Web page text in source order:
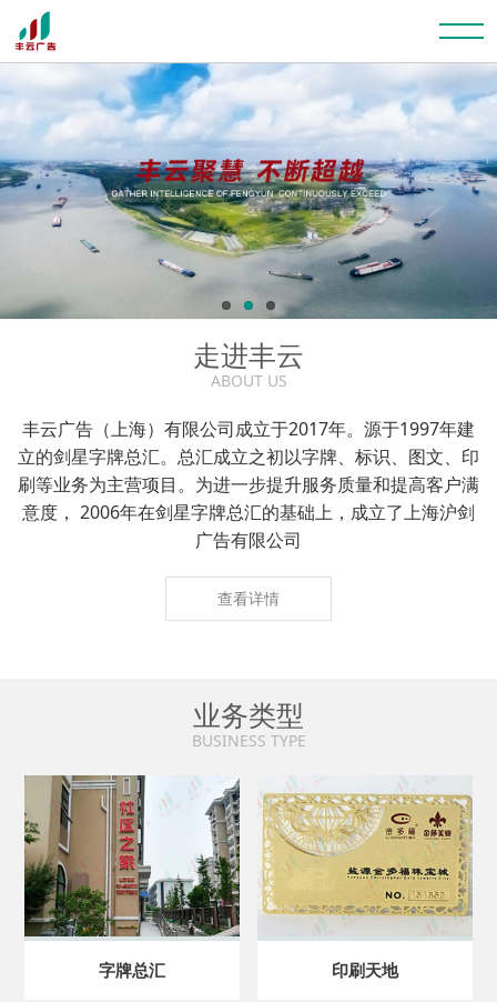
走进丰云
ABOUT US
丰云广告（上海）有限公司成立于2017年。源于1997年建
立的剑星字牌总汇。总汇成立之初以字牌、标识、图文、印
刷等业务为主营项目。为进一步提升服务质量和提高客户满
意度， 2006年在剑星字牌总汇的基础上，成立了上海沪剑
广告有限公司
查看详情
业务类型
BUSINESS TYPE
字牌总汇 印刷天地